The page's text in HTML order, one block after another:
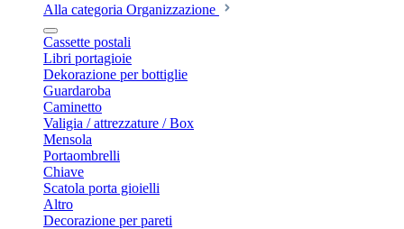
Alla categoria Organizzazione
Cassette postali
Libri portagioie
Dekorazione per bottiglie
Guardaroba
Caminetto
Valigia / attrezzature / Box
Mensola
Portaombrelli
Chiave
Scatola porta gioielli
Altro
Decorazione per pareti